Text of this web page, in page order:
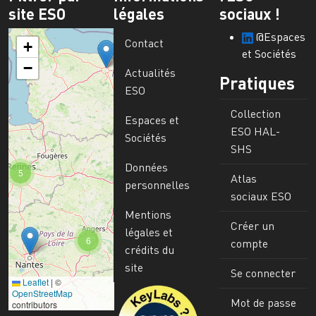
site ESO
6
5
+
−
Leaflet | ©
OpenStreetMap
contributors
légales
Contact
Actualités
ESO
Espaces et
Sociétés
Données
personnelles
Mentions
légales et
crédits du
site
Image
sociaux !
@Espaces
et Sociétés
Pratiques
Collection
ESO HAL-
SHS
Atlas
sociaux ESO
Créer un
compte
Se connecter
Mot de passe